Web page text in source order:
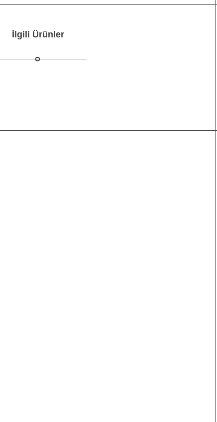
İlgili Ürünler